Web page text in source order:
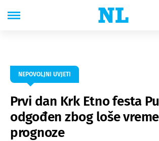
NEPOVOLJNI UVJETI
Prvi dan Krk Etno festa
odgođen zbog loše
prognoze